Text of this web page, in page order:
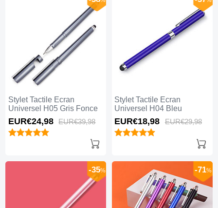
Stylet Tactile Ecran
Universel H05 Gris Fonce
EUR€24,98 EUR€39,98
Stylet Tactile Ecran
Universel H04 Bleu
EUR€18,98 EUR€29,98
-35% -71%